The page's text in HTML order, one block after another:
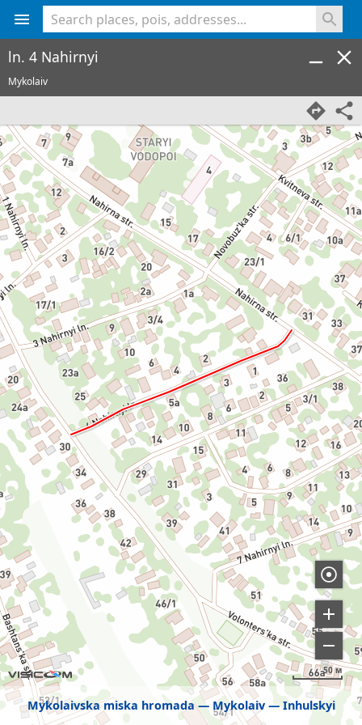
Mykolaivska miska hromada Mykolaiv Inhulskyi
50 м
ln. 4 Nahirnyi
Mykolaiv
<% console.log(hcard) %>